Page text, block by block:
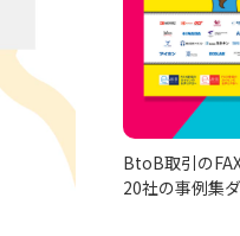
BtoB取引の
20社の事例集